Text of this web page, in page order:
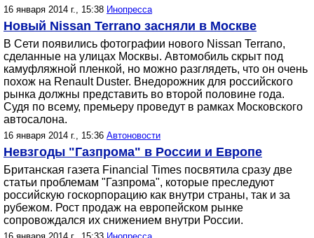
16 января 2014 г., 15:38 Инопресса
Новый Nissan Terrano засняли в Москве
В Сети появились фотографии нового Nissan Terrano,
сделанные на улицах Москвы. Автомобиль скрыт под
камуфляжной пленкой, но можно разглядеть, что он очень
похож на Renault Duster. Внедорожник для российского
рынка должны представить во второй половине года.
Судя по всему, премьеру проведут в рамках Московского
автосалона.
16 января 2014 г., 15:36 Автоновости
Невзгоды "Газпрома" в России и Европе
Британская газета Financial Times посвятила сразу две
статьи проблемам "Газпрома", которые преследуют
российскую госкорпорацию как внутри страны, так и за
рубежом. Рост продаж на европейском рынке
сопровождался их снижением внутри России.